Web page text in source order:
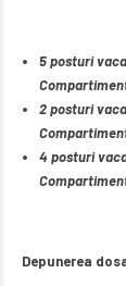
5 posturi
2 posturi
4 posturi
Depunerea